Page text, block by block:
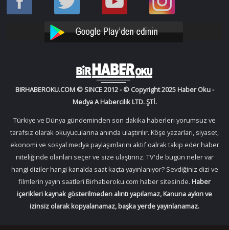
Oku
Oku
Haber
YouTube
Haber
Instagram
BIRHABEROKU.COM © SINCE 2012 - © Copyright 2025 Haber Oku -
Medya A Habercilik LTD. ŞTİ.
Türkiye ve Dünya gündeminden son dakika haberleri yorumsuz ve
tarafsız olarak okuyucularına anında ulaştırılır. Köşe yazarları, siyaset,
ekonomi ve sosyal medya paylaşımlarını aktif oalrak takip eder haber
niteliğinde olanları seçer ve size ulaştırırız. TV'de bugün neler var
hangi diziler hangi kanalda saat kaçta yayınlanıyor? Sevdiğiniz dizi ve
filmlerin yayın saatleri Birhaberoku.com haber sitesinde. Haber
içerikleri kaynak gösterilmeden alıntı yapılamaz, Kanuna aykırı ve
izinsiz olarak kopyalanamaz, başka yerde yayınlanamaz.